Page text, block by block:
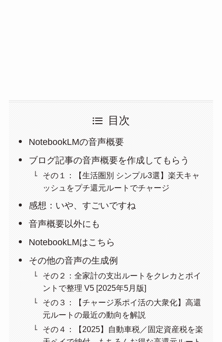
目次
NotebookLMの音声概要
ブログ記事の音声概要を作成してもらう
その１：【生活圏別 シンプル3選】楽天キャ
ッシュをプチ還元ルートでチャージ
感想：いや、すごいですね
音声概要以外にも
NotebookLMはこちら
その他の音声の生成例
その２：全家計の支出ルートをクレカとポイ
ントで整理 V5 [2025年5月版]
その３：【チャージ系ポイ活の大衆化】高還
元ルートの最近の動向を解説
その４：【2025】自動車税／固定資産税を楽